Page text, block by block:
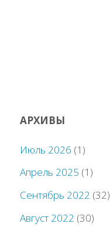
АРХИВЫ
Июль 2026 (1)
Апрель 2025 (1)
Сентябрь 2022 (32)
Август 2022 (30)